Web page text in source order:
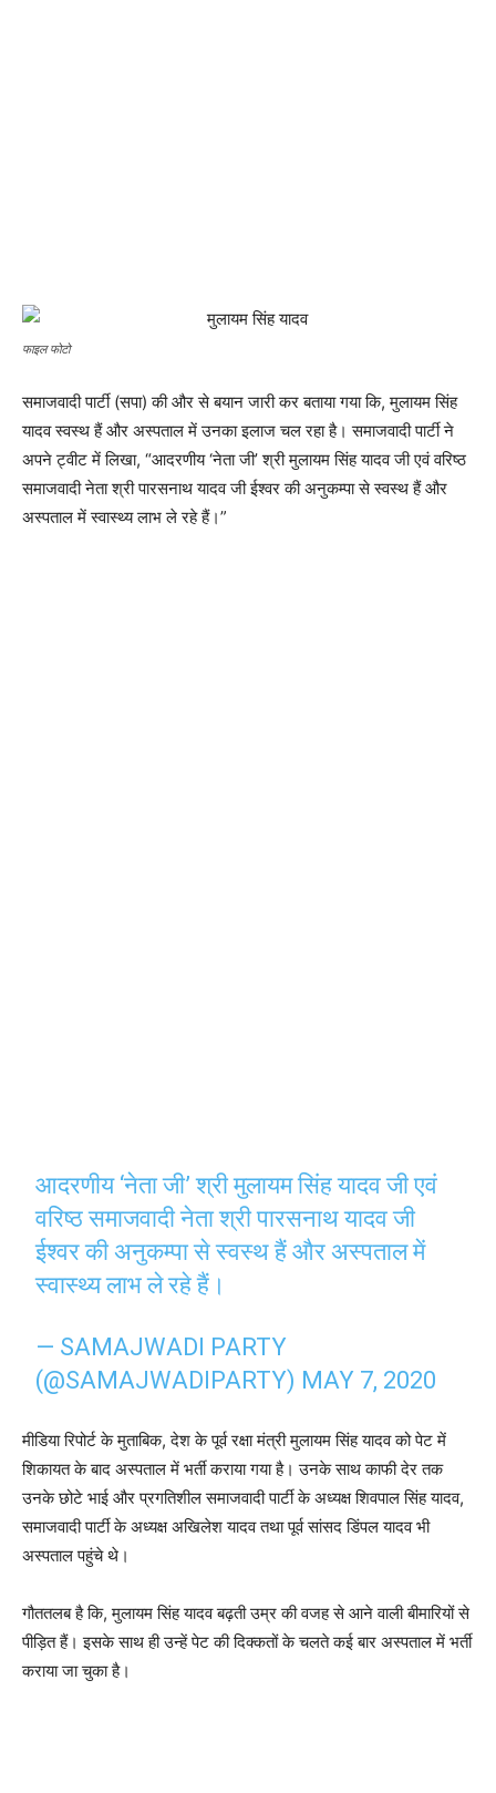
फाइल फोटो
समाजवादी पार्टी (सपा) की और से बयान जारी कर बताया गया कि, मुलायम सिंह
यादव स्वस्थ हैं और अस्पताल में उनका इलाज चल रहा है। समाजवादी पार्टी ने
अपने ट्वीट में लिखा, “आदरणीय ‘नेता जी’ श्री मुलायम सिंह यादव जी एवं वरिष्ठ
समाजवादी नेता श्री पारसनाथ यादव जी ईश्वर की अनुकम्पा से स्वस्थ हैं और
अस्पताल में स्वास्थ्य लाभ ले रहे हैं।”
आदरणीय ‘नेता जी’ श्री मुलायम सिंह यादव जी एवं
वरिष्ठ समाजवादी नेता श्री पारसनाथ यादव जी
ईश्वर की अनुकम्पा से स्वस्थ हैं और अस्पताल में
स्वास्थ्य लाभ ले रहे हैं।
— SAMAJWADI PARTY
(@SAMAJWADIPARTY) MAY 7, 2020
मीडिया रिपोर्ट के मुताबिक, देश के पूर्व रक्षा मंत्री मुलायम सिंह यादव को पेट में
शिकायत के बाद अस्पताल में भर्ती कराया गया है। उनके साथ काफी देर तक
उनके छोटे भाई और प्रगतिशील समाजवादी पार्टी के अध्यक्ष शिवपाल सिंह यादव,
समाजवादी पार्टी के अध्यक्ष अखिलेश यादव तथा पूर्व सांसद डिंपल यादव भी
अस्पताल पहुंचे थे।
गौततलब है कि, मुलायम सिंह यादव बढ़ती उम्र की वजह से आने वाली बीमारियों से
पीड़ित हैं। इसके साथ ही उन्हें पेट की दिक्कतों के चलते कई बार अस्पताल में भर्ती
कराया जा चुका है।